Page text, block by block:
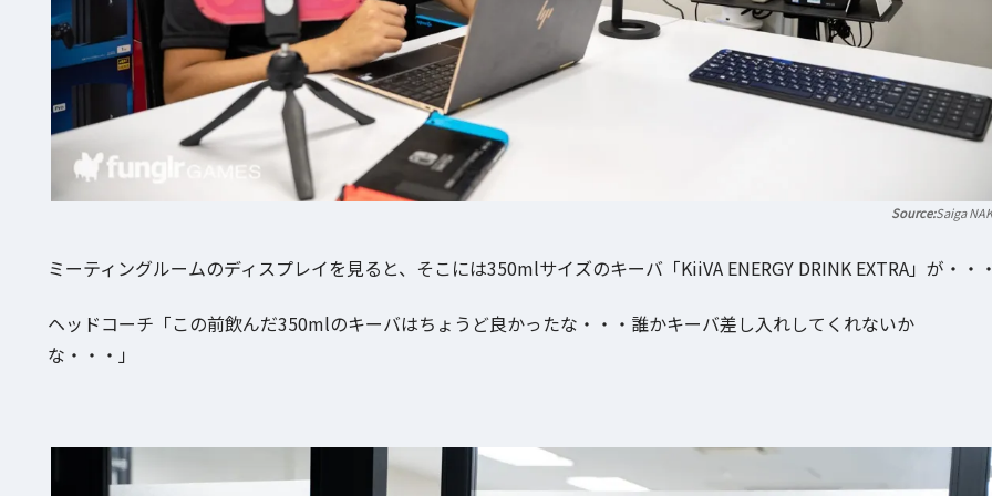
Saiga NAK
ミーティングルームのディスプレイを見ると、そこには350mlサイズのキーバ「KiiVA ENERGY DRINK EXTRA」が・・
ヘッドコーチ「この前飲んだ350mlのキーバはちょうど良かったな・・・誰かキーバ差し入れしてくれないか
な・・・」